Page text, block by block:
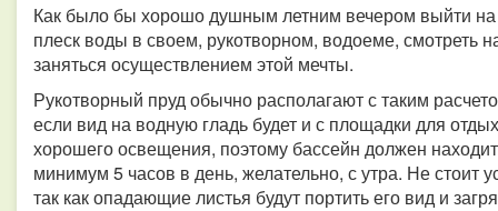
Как было бы хорошо душным летним вечером выйти на
плеск воды в своем, рукотворном, водоеме, смотреть
заняться осуществлением этой мечты.
Рукотворный пруд обычно располагают с таким
если вид на водную гладь будет и с площадки для
хорошего освещения, поэтому бассейн должен
минимум 5 часов в день, желательно, с утра. Не стоит
так как опадающие листья будут портить его вид и